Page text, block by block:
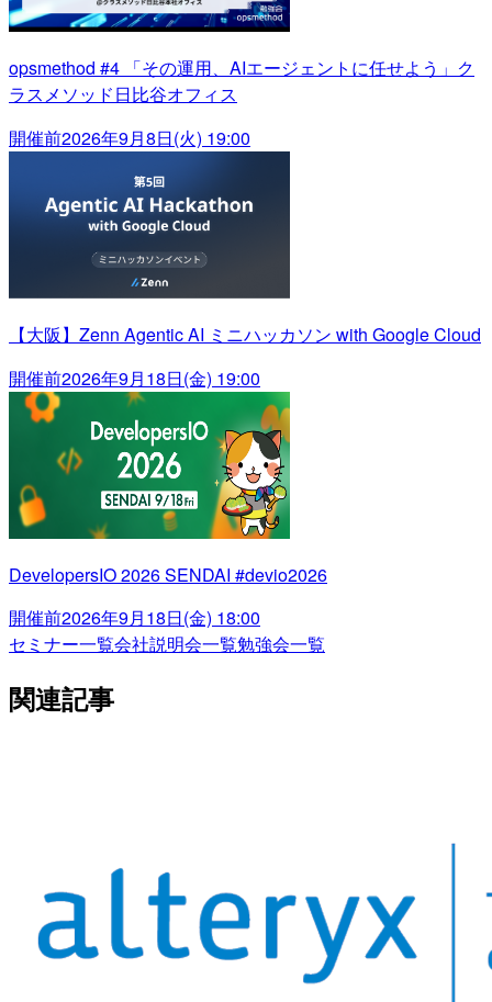
opsmethod #4 「その運用、AIエージェントに任せよう」ク
ラスメソッド日比谷オフィス
開催前2026年9月8日(火) 19:00
【大阪】Zenn Agentic AI ミニハッカソン with Google Cloud
開催前2026年9月18日(金) 19:00
DevelopersIO 2026 SENDAI #devio2026
開催前2026年9月18日(金) 18:00
セミナー一覧会社説明会一覧勉強会一覧
関連記事